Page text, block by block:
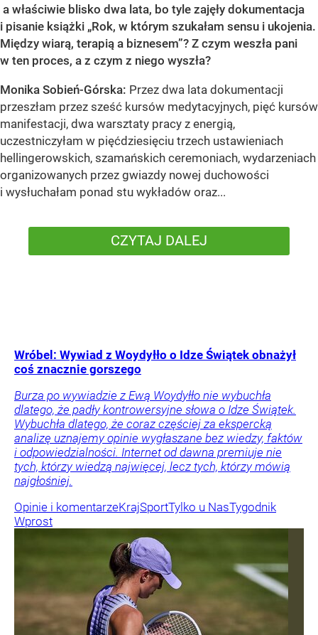
a właściwie blisko dwa lata, bo tyle zajęły dokumentacja
i pisanie książki „Rok, w którym szukałam sensu i ukojenia.
Między wiarą, terapią a biznesem”? Z czym weszła pani
w ten proces, a z czym z niego wyszła?
Monika Sobień-Górska: Przez dwa lata dokumentacji
przeszłam przez sześć kursów medytacyjnych, pięć kursów
manifestacji, dwa warsztaty pracy z energią,
uczestniczyłam w pięćdziesięciu trzech ustawieniach
hellingerowskich, szamańskich ceremoniach, wydarzeniach
organizowanych przez gwiazdy nowej duchowości
i wysłuchałam ponad stu wykładów oraz...
CZYTAJ DALEJ
Wróbel: Wywiad z Woydyłło o Idze Świątek obnażył
coś znacznie gorszego
Burza po wywiadzie z Ewą Woydyłło nie wybuchła
dlatego, że padły kontrowersyjne słowa o Idze Świątek.
Wybuchła dlatego, że coraz częściej za ekspercką
analizę uznajemy opinie wygłaszane bez wiedzy, faktów
i odpowiedzialności. Internet od dawna premiuje nie
tych, którzy wiedzą najwięcej, lecz tych, którzy mówią
najgłośniej.
Opinie i komentarzeKrajSportTylko u NasTygodnik
Wprost